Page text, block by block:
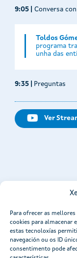
Para ofrecer as
cookies para almacenar
estas tecnoloxías
navegación ou os ID
consentimento pode
9:05 | Conversa
Toldos
programa
unha das
9:35 | Preguntas
Ver